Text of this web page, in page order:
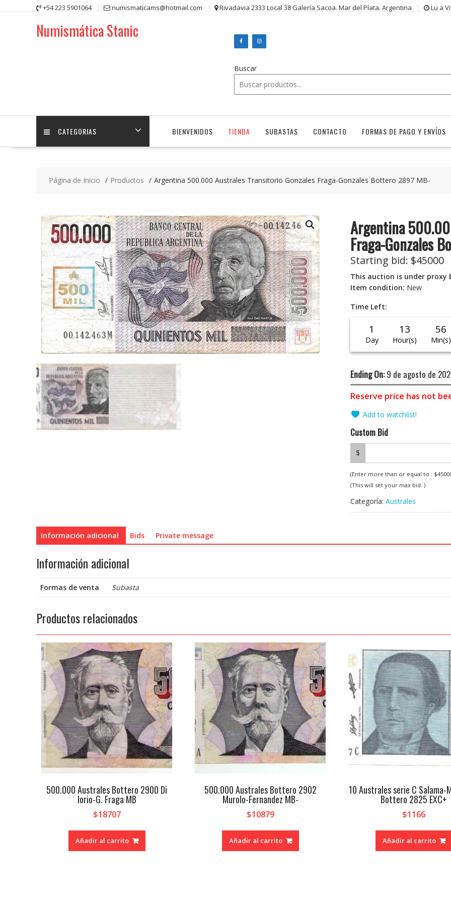
+54 223 5901064 numismaticams@hotmail.com Rivadavia 2333 Local 38 Galería Sacoa. Mar del Plata. Argentina Lu a
Numismática Stanic
Buscar
CATEGORIAS BIENVENIDOS TIENDA SUBASTAS CONTACTO FORMAS DE PAGO Y ENVÍOS
Página de Inicio Productos Argentina 500.000 Australes Transitorio Gonzales Fraga-Gonzales Bottero 2897 MB-
Argentina
Fraga-Gonzales
Starting bid: $45000
This auction is under proxy
Item condition: New
Time Left:
1
Day
13
Hour(s)
56
Min(s)
Ending On:9 de agosto de
Reserve price has not
Add to watchlist!
Custom Bid
$
(Enter more than or equal to : $
(This will set your max bid. )
Categoría: Australes
Información adicional Bids Private message
Información adicional
Formas de venta Subasta
Productos relacionados
500.000 Australes Bottero 2900 Di
Iorio-G. Fraga MB
$18707
Añadir al carrito
500.000 Australes Bottero 2902
Murolo-Fernandez MB-
$10879
Añadir al carrito
10 Australes serie C Salama-
Bottero 2825 EXC+
$1166
Añadir al carrito